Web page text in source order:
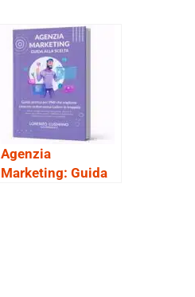
Agenzia
Marketing: Guida